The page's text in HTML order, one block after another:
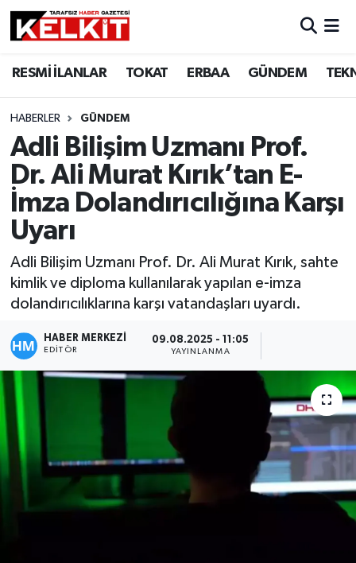
RESMİ İLANLAR TOKAT ERBAA GÜNDEM
HABERLER GÜNDEM
Adli Bilişim Uzmanı Prof.
Dr. Ali Murat Kırık’tan E-
İmza Dolandırıcılığına Karşı
Uyarı
Adli Bilişim Uzmanı Prof. Dr. Ali Murat Kırık, sahte
kimlik ve diploma kullanılarak yapılan e-imza
dolandırıcılıklarına karşı vatandaşları uyardı.
HABER MERKEZİ
EDITÖR
09.08.2025 - 11:05
YAYINLANMA